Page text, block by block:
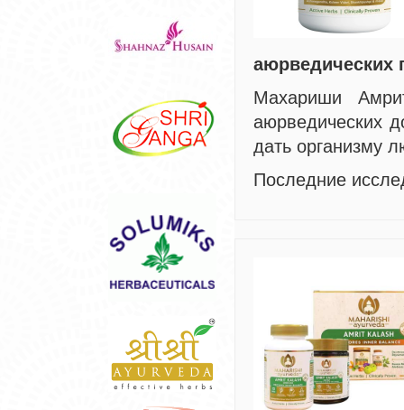
аюрведических
Махариши
аюрведических
дать организму
Последние